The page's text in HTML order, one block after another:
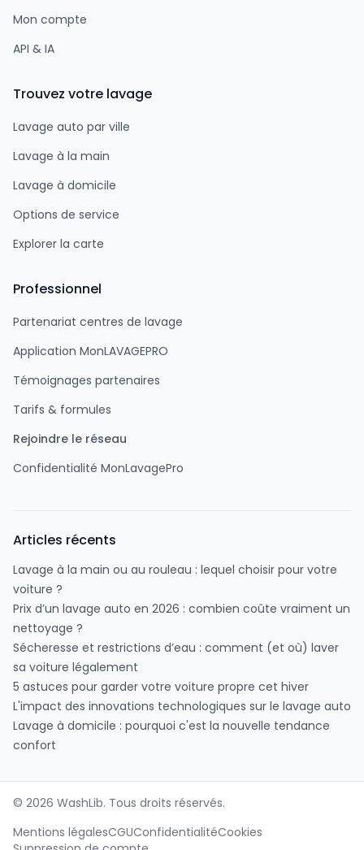
Mon compte
API & IA
Trouvez votre lavage
Lavage auto par ville
Lavage à la main
Lavage à domicile
Options de service
Explorer la carte
Professionnel
Partenariat centres de lavage
Application MonLAVAGEPRO
Témoignages partenaires
Tarifs & formules
Rejoindre le réseau
Confidentialité MonLavagePro
Articles récents
Lavage à la main ou au rouleau : lequel choisir pour votre
voiture ?
Prix d’un lavage auto en 2026 : combien coûte vraiment un
nettoyage ?
Sécheresse et restrictions d’eau : comment (et où) laver
sa voiture légalement
5 astuces pour garder votre voiture propre cet hiver
L'impact des innovations technologiques sur le lavage auto
Lavage à domicile : pourquoi c'est la nouvelle tendance
confort
© 2026 WashLib. Tous droits réservés.
Mentions légalesCGUConfidentialitéCookies